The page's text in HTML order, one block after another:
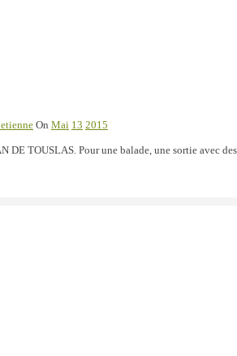
On Mai 13 2015
TOUSLAS. Pour une balade, une sortie avec